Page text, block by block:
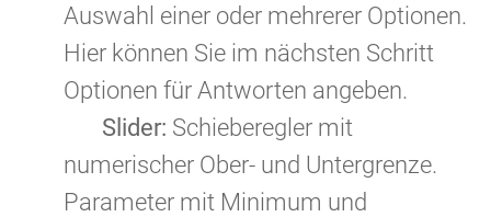
Auswahl einer oder mehrerer Optionen.
Hier können Sie im nächsten Schritt
Optionen für Antworten angeben.
Slider: Schieberegler mit
numerischer Ober- und Untergrenze.
Parameter mit Minimum und